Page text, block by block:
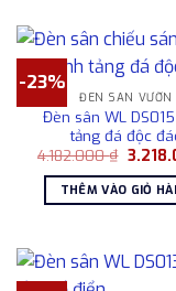
-23%
ĐÈN SÂN VƯỜN
Đèn sân WL
tảng đá độc
4.182.000₫ Giá
là:
THÊM VÀO GIỎ